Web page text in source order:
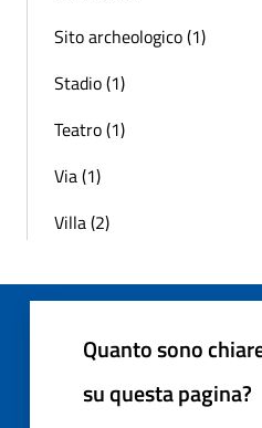
Sito archeologico (1)
Stadio (1)
Teatro (1)
Via (1)
Villa (2)
Quanto sono
su questa pagina?